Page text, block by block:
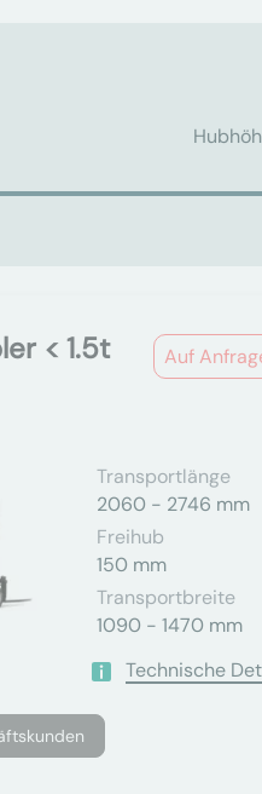
Auf
< 1.5t
Transportlänge
2060 - 2746 mm
Freihub
150 mm
Transportbreite
1090 - 1470 mm
Technische